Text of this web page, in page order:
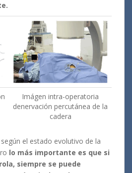
Imágen intra-operatoria
denervación percutánea de la
cadera
el estado evolutivo de la
lo más importante es que si
siempre se puede